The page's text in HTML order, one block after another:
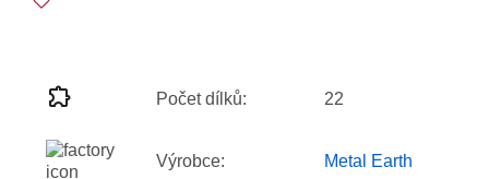
Počet dílků: 22
Výrobce: Metal Earth